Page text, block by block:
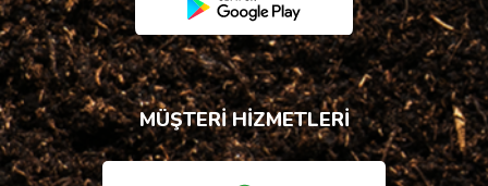
MÜŞTERİ HİZMETLERİ